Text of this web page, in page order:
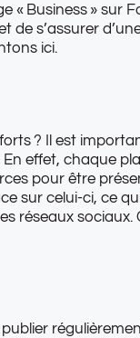
« Business » sur
de s’assurer
ici.
? Il est
effet, chaque
pour être
sur celui-ci, ce
réseaux sociaux.